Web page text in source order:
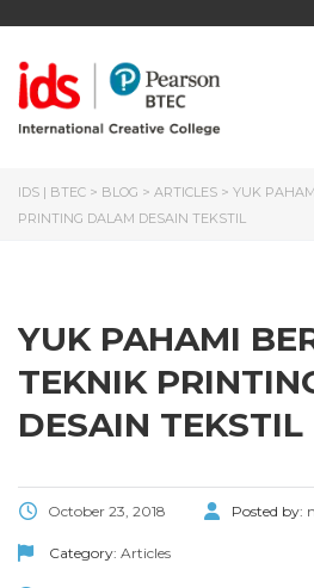
IDS | BTEC > BLOG > ARTICLES > YUK
PRINTING DALAM DESAIN TEKSTIL
YUK PAHAMI
TEKNIK
DESAIN TEKSTIL
October 23, 2018 Posted by:
Category: Articles